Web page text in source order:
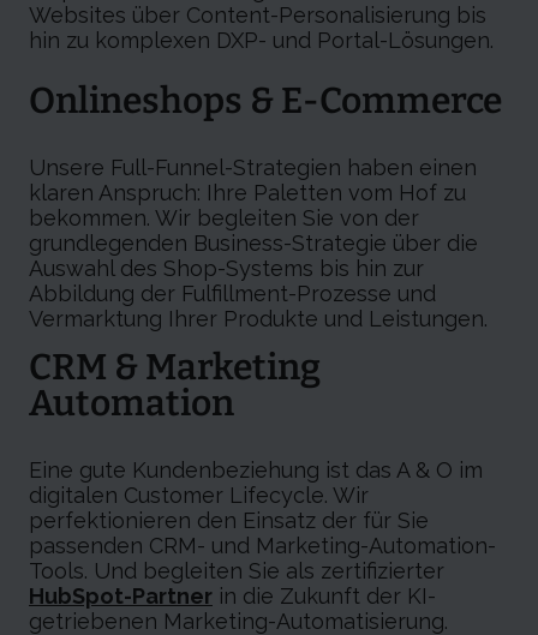
Websites über Content-Personalisierung bis
hin zu komplexen DXP- und Portal-Lösungen.
Onlineshops & E-Commerce
Unsere Full-Funnel-Strategien haben einen
klaren Anspruch: Ihre Paletten vom Hof zu
bekommen. Wir begleiten Sie von der
grundlegenden Business-Strategie über die
Auswahl des Shop-Systems bis hin zur
Abbildung der Fulfillment-Prozesse und
Vermarktung Ihrer Produkte und Leistungen.
CRM & Marketing
Automation
Eine gute Kundenbeziehung ist das A & O im
digitalen Customer Lifecycle. Wir
perfektionieren den Einsatz der für Sie
passenden CRM- und Marketing-Automation-
Tools. Und begleiten Sie als zertifizierter
HubSpot-Partner in die Zukunft der KI-
getriebenen Marketing-Automatisierung.